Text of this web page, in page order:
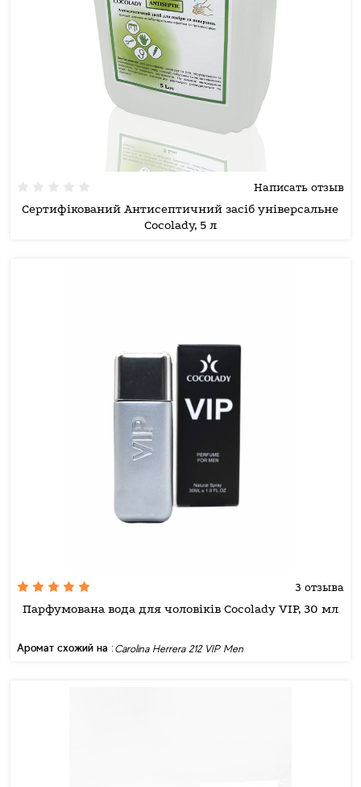
Написать отзыв
Сертифікований Антисептичний засіб універсальне
Cocolady, 5 л
3 отзыва
Парфумована вода для чоловіків Cocolady VIP, 30 мл
Аромат схожий на :Carolina Herrera 212 VIP Men